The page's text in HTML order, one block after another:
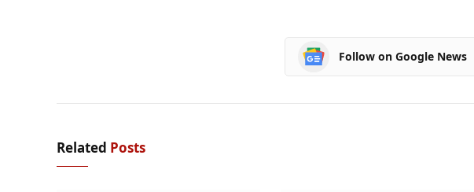
Follow on Google News
Related Posts